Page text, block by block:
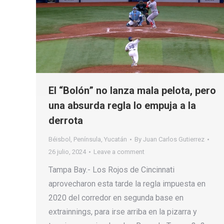
El “Bolón” no lanza mala pelota, pero
una absurda regla lo empuja a la
derrota
Béisbol , Península, Yucatán By Juan Carlos Gutierrez
26 julio, 2024
Leave a comment
Tampa Bay.- Los Rojos de Cincinnati
aprovecharon esta tarde la regla impuesta en
2020 del corredor en segunda base en
extrainnings, para irse arriba en la pizarra y